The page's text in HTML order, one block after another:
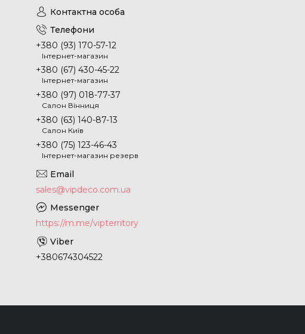
+380 (93) 170-57-12
Інтернет-магазин
+380 (67) 430-45-22
Інтернет-магазин
+380 (97) 018-77-37
Салон Вінниця
+380 (63) 140-87-13
Салон Київ
+380 (75) 123-46-43
Інтернет-магазин резерв
sales@vipdeco.com.ua
https://m.me/vipterritory
+380674304522